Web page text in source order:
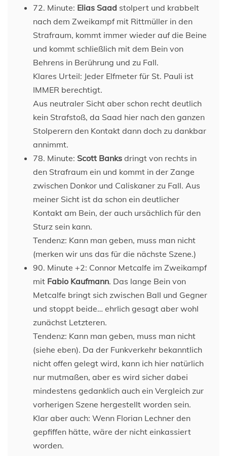
72. Minute: Elias Saad stolpert und krabbelt
nach dem Zweikampf mit Rittmüller in den
Strafraum, kommt immer wieder auf die Beine
und kommt schließlich mit dem Bein von
Behrens in Berührung und zu Fall.
Klares Urteil: Jeder Elfmeter für St. Pauli ist
IMMER berechtigt.
Aus neutraler Sicht aber schon recht deutlich
kein Strafstoß, da Saad hier nach den ganzen
Stolperern den Kontakt dann doch zu dankbar
annimmt.
78. Minute: Scott Banks dringt von rechts in
den Strafraum ein und kommt in der Zange
zwischen Donkor und Caliskaner zu Fall. Aus
meiner Sicht ist da schon ein deutlicher
Kontakt am Bein, der auch ursächlich für den
Sturz sein kann.
Tendenz: Kann man geben, muss man nicht
(merken wir uns das für die nächste Szene.)
90. Minute +2: Connor Metcalfe im Zweikampf
mit Fabio Kaufmann. Das lange Bein von
Metcalfe bringt sich zwischen Ball und Gegner
und stoppt beide… ehrlich gesagt aber wohl
zunächst Letzteren.
Tendenz: Kann man geben, muss man nicht
(siehe eben). Da der Funkverkehr bekanntlich
nicht offen gelegt wird, kann ich hier natürlich
nur mutmaßen, aber es wird sicher dabei
mindestens gedanklich auch ein Vergleich zur
vorherigen Szene hergestellt worden sein.
Klar aber auch: Wenn Florian Lechner den
gepfiffen hätte, wäre der nicht einkassiert
worden.